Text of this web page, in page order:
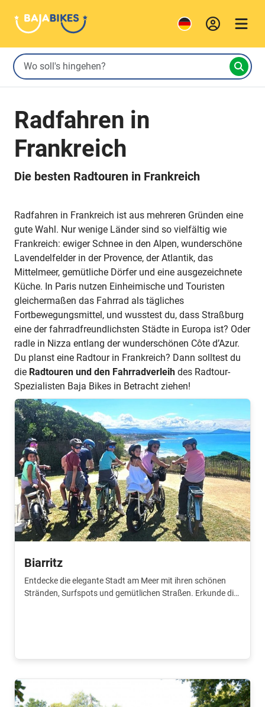
Radfahren in
Frankreich
Die besten Radtouren in Frankreich
Radfahren in Frankreich ist aus mehreren Gründen eine
gute Wahl. Nur wenige Länder sind so vielfältig wie
Frankreich: ewiger Schnee in den Alpen, wunderschöne
Lavendelfelder in der Provence, der Atlantik, das
Mittelmeer, gemütliche Dörfer und eine ausgezeichnete
Küche. In Paris nutzen Einheimische und Touristen
gleichermaßen das Fahrrad als tägliches
Fortbewegungsmittel, und wusstest du, dass Straßburg
eine der fahrradfreundlichsten Städte in Europa ist? Oder
radle in Nizza entlang der wunderschönen Côte d’Azur.
Du planst eine Radtour in Frankreich? Dann solltest du
die Radtouren und den Fahrradverleih des Radtour-
Spezialisten Baja Bikes in Betracht ziehen!
Biarritz
Entdecke die elegante Stadt am Meer mit ihren schönen
Stränden, Surfspots und gemütlichen Straßen. Erkunde die